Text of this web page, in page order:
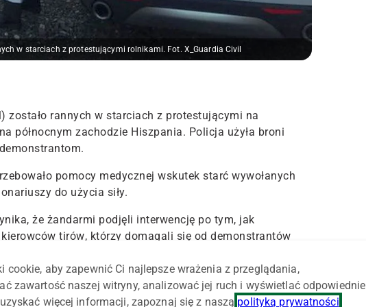
w starciach z protestującymi rolnikami. Fot. X_Guardia Civil
rannych w starciach z protestującymi na
północnym zachodzie Hiszpania. Policja użyła broni
pomocy medycznej wskutek starć wywołanych
do użycia siły.
że żandarmi podjęli interwencję po tym, jak
tirów, którzy domagali się od demonstrantów
kilka godzin blokady autostrady A-6 doszło do
do chaosu komunikacyjnego na kilku drogach
cookie, aby zapewnić Ci najlepsze wrażenia z przeglądania,
zawartość naszej witryny, analizować jej ruch i wyświetlać odpowiednie
więcej informacji, zapoznaj się z naszą polityką prywatności